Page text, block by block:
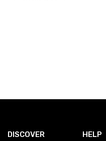
DISCOVER HELP